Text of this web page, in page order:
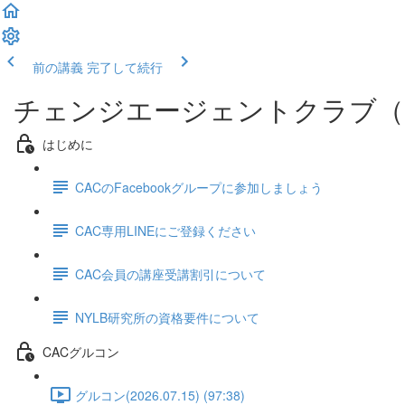
前の講義 完了して続行
チェンジエージェントクラブ
はじめに
CACのFacebookグループに参加しましょう
CAC専用LINEにご登録ください
CAC会員の講座受講割引について
NYLB研究所の資格要件について
CACグルコン
グルコン(2026.07.15) (97:38)